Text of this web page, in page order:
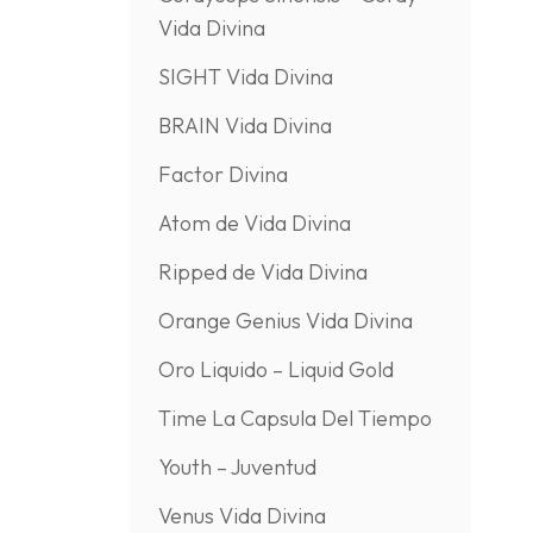
Vida Divina
SIGHT Vida Divina
BRAIN Vida Divina
Factor Divina
Atom de Vida Divina
Ripped de Vida Divina
Orange Genius Vida Divina
Oro Liquido – Liquid Gold
Time La Capsula Del Tiempo
Youth – Juventud
Venus Vida Divina